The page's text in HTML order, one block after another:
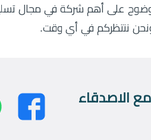
وضوح على أهم شركة في مجال
ونحن ننتظركم في أي وقت.
الاصدقاء